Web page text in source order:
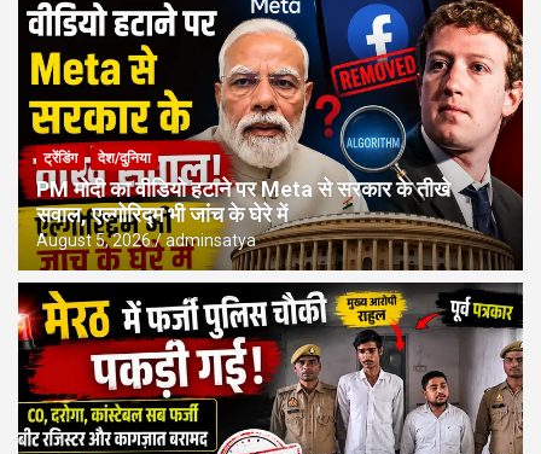
ट्रेंडिंग देश/दुनिया
PM मोदी का वीडियो हटाने पर Meta से सरकार के तीखे
सवाल, एल्गोरिद्म भी जांच के घेरे में
August 5, 2026 adminsatya